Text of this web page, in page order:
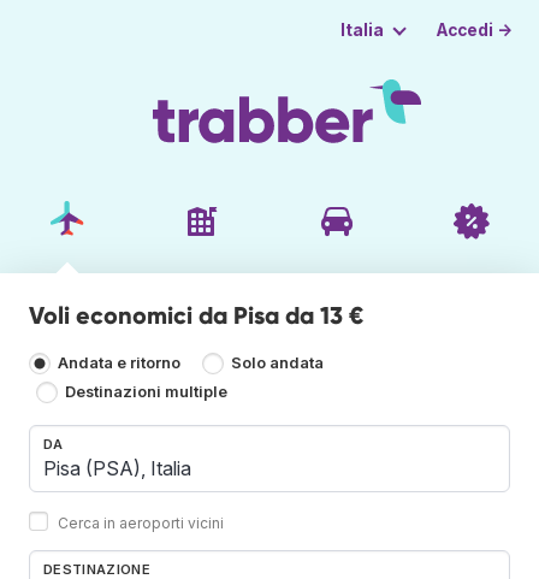
Italia Accedi →
Voli economici da Pisa da 13 €
Andata e ritorno
Solo andata
Destinazioni multiple
DA
Cerca in aeroporti vicini
DESTINAZIONE